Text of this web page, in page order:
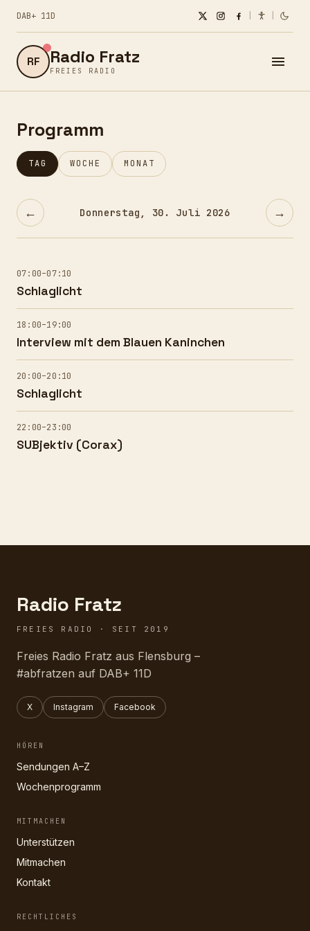
DAB+ 11D
RF Radio Fratz
FREIES RADIO
Programm
TAG WOCHE MONAT
← Donnerstag, 30. Juli 2026 →
07:00–07:10
Schlaglicht
18:00–19:00
Interview mit dem Blauen Kaninchen
20:00–20:10
Schlaglicht
22:00–23:00
SUBjektiv (Corax)
Radio Fratz
FREIES RADIO · SEIT 2019
Freies Radio Fratz aus Flensburg –
#abfratzen auf DAB+ 11D
X Instagram Facebook
HÖREN
Sendungen A–Z
Wochenprogramm
MITMACHEN
Unterstützen
Mitmachen
Kontakt
RECHTLICHES